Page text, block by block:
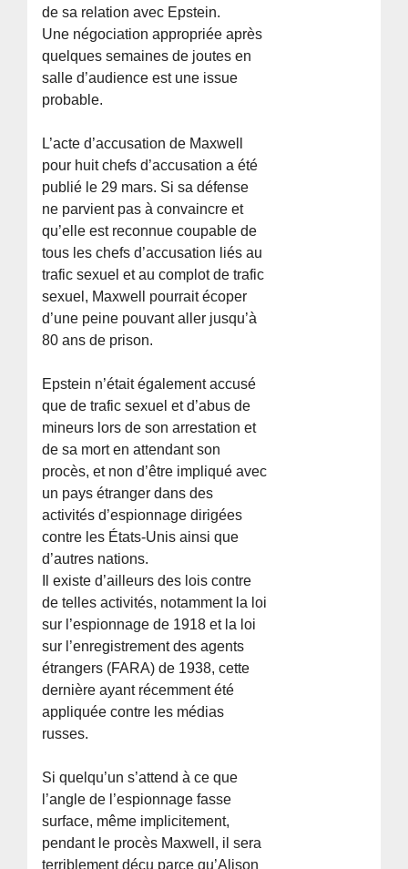
de sa relation avec Epstein.
Une négociation appropriée après
quelques semaines de joutes en
salle d’audience est une issue
probable.
L’acte d’accusation de Maxwell
pour huit chefs d’accusation a été
publié le 29 mars. Si sa défense
ne parvient pas à convaincre et
qu’elle est reconnue coupable de
tous les chefs d’accusation liés au
trafic sexuel et au complot de trafic
sexuel, Maxwell pourrait écoper
d’une peine pouvant aller jusqu’à
80 ans de prison.
Epstein n’était également accusé
que de trafic sexuel et d’abus de
mineurs lors de son arrestation et
de sa mort en attendant son
procès, et non d’être impliqué avec
un pays étranger dans des
activités d’espionnage dirigées
contre les États-Unis ainsi que
d’autres nations.
Il existe d’ailleurs des lois contre
de telles activités, notamment la loi
sur l’espionnage de 1918 et la loi
sur l’enregistrement des agents
étrangers (FARA) de 1938, cette
dernière ayant récemment été
appliquée contre les médias
russes.
Si quelqu’un s’attend à ce que
l’angle de l’espionnage fasse
surface, même implicitement,
pendant le procès Maxwell, il sera
terriblement déçu parce qu’Alison